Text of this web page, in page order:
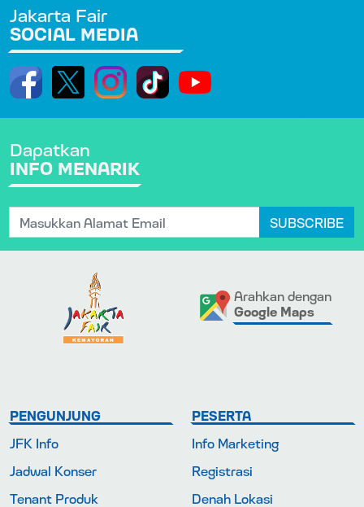
Jakarta Fair
SOCIAL MEDIA
Dapatkan
INFO MENARIK
SUBSCRIBE
Arahkan dengan
Google Maps
PENGUNJUNG
JFK Info
Jadwal Konser
Tenant Produk
PESERTA
Info Marketing
Registrasi
Denah Lokasi